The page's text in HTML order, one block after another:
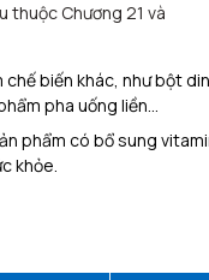
thuộc Chương 21 và
chế biến khác, như bột
pha uống liền…
phẩm có bổ sung
khỏe.